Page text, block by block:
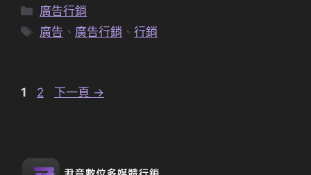
分
類
廣告行銷
標
廣告 、 廣告行銷 、行銷
頁
1
頁
2 下一頁 →